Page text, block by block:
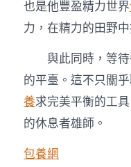
也是他豐盈精力世界
力，在精力的田野
與此同時，等
的平臺。這不只關
養求完美平衡的工
的休息者雄師。
包養網